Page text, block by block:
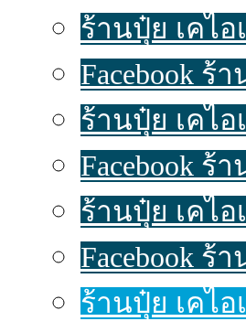
ร้านปุ๋ย เคไ
Facebook
ร้านปุ๋ย เคไ
Facebook
ร้านปุ๋ย เคไ
Facebook
ร้านปุ๋ย เคไ